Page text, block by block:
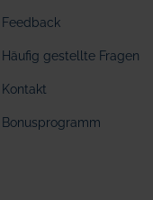
Feedback
Häufig gestellte Fragen
Kontakt
Bonusprogramm